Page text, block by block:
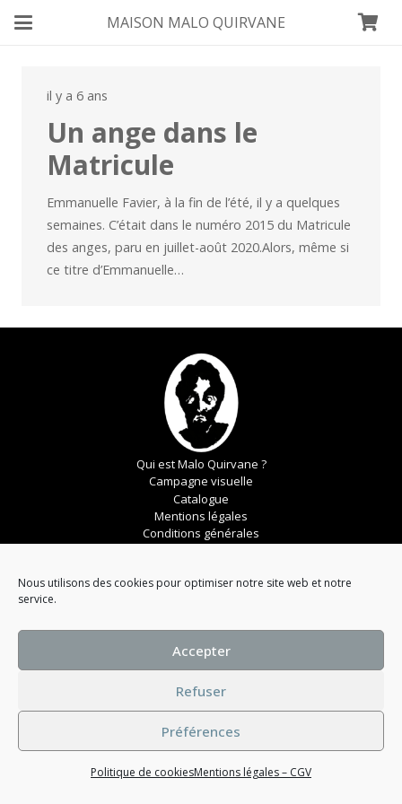
Nous utilisons des cookies pour optimiser notre site web et notre
service.
Accepter
Refuser
Préférences
Politique de cookiesMentions légales – CGV
MAISON MALO QUIRVANE
il y a 6 ans
Un ange dans le
Matricule
Emmanuelle Favier, à la fin de l’été, il y a quelques
semaines. C’était dans le numéro 2015 du Matricule
des anges, paru en juillet-août 2020.Alors, même si
ce titre d’Emmanuelle…
Qui est Malo Quirvane ?
Campagne visuelle
Catalogue
Mentions légales
Conditions générales
© 2023 Maison Malo Quirvane